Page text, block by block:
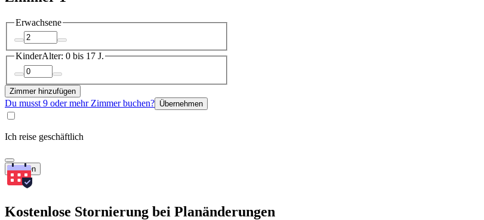
Erwachsene
KinderAlter: 0 bis 17 J.
Zimmer hinzufügen
Du musst 9 oder mehr Zimmer buchen? Übernehmen
Ich reise geschäftlich
Suchen
Kostenlose Stornierung bei Planänderungen